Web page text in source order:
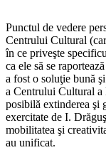
Punctul de vedere
Centrului Cultural
în ce priveşte
ca ele să se
a fost o soluţie bună
a Centrului Cultural
posibilă extinderea şi
exercitate de I.
mobilitatea şi
au unificat.